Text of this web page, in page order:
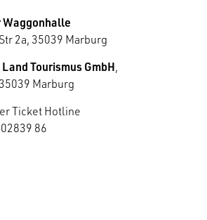
Waggonhalle
2a, 35039 Marburg
Tourismus GmbH,
Marburg
Ticket Hotline
86